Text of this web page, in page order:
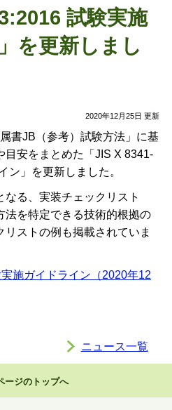
試験実施
を更新しまし
2020年12月25日 更新
書JB（参考）試験方法」に基
目安をまとめた「JIS X 8341-
ン」を更新しました。
る、実装チェックリスト
法を特定できる技術的根拠の
ストの例も掲載されていま
施ガイドライン（2020年12
ニュース一覧
ージのトップへ